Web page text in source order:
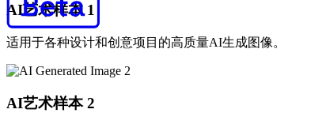
AI艺术样本 1
适用于各种设计和创意项目的高质量AI生成图像。
AI艺术样本 2